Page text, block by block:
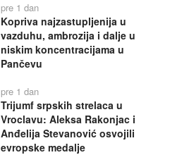
pre 1 dan
Kopriva najzastupljenija u
vazduhu, ambrozija i dalje u
niskim koncentracijama u
Pančevu
pre 1 dan
Trijumf srpskih strelaca u
Vroclavu: Aleksa Rakonjac i
Anđelija Stevanović osvojili
evropske medalje